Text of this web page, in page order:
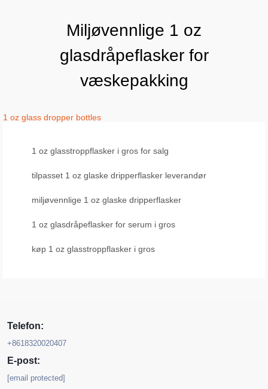
Miljøvennlige 1 oz
glasdråpeflasker for
væskepakking
1 oz glass dropper bottles
1 oz glasstroppflasker i gros for salg
tilpasset 1 oz glaske dripperflasker leverandør
miljøvennlige 1 oz glaske dripperflasker
1 oz glasdråpeflasker for serum i gros
køp 1 oz glasstroppflasker i gros
Telefon:
+8618320020407
E-post:
[email protected]